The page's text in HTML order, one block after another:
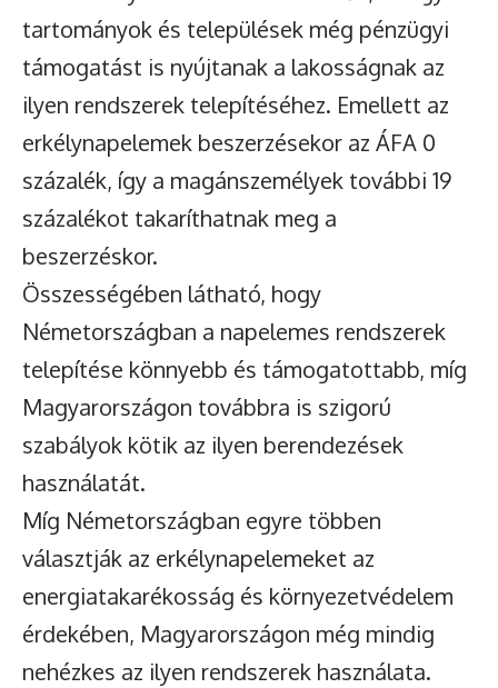
tartományok és települések még pénzügyi
támogatást is nyújtanak a lakosságnak az
ilyen rendszerek telepítéséhez. Emellett az
erkélynapelemek beszerzésekor az ÁFA 0
százalék, így a magánszemélyek további 19
százalékot takaríthatnak meg a
beszerzéskor.
Összességében látható, hogy
Németországban a napelemes rendszerek
telepítése könnyebb és támogatottabb, míg
Magyarországon továbbra is szigorú
szabályok kötik az ilyen berendezések
használatát.
Míg Németországban egyre többen
választják az erkélynapelemeket az
energiatakarékosság és környezetvédelem
érdekében, Magyarországon még mindig
nehézkes az ilyen rendszerek használata.